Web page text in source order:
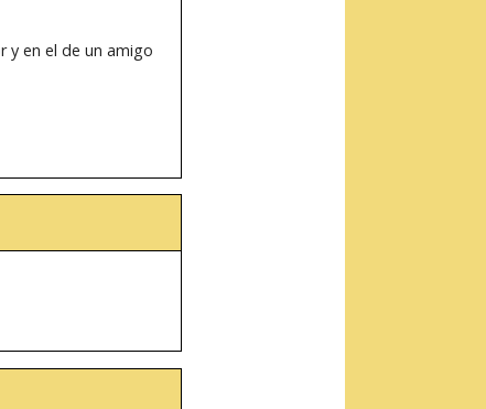
y en el de un amigo